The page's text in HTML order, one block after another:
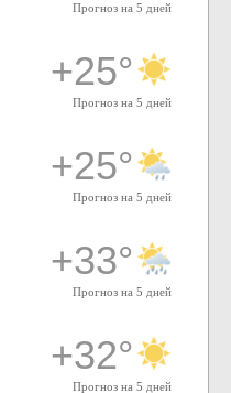
Прогноз на 5 дней
+25°
Прогноз на 5 дней
+25°
Прогноз на 5 дней
+33°
Прогноз на 5 дней
+32°
Прогноз на 5 дней